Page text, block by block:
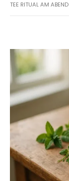
TEE RITUAL AM